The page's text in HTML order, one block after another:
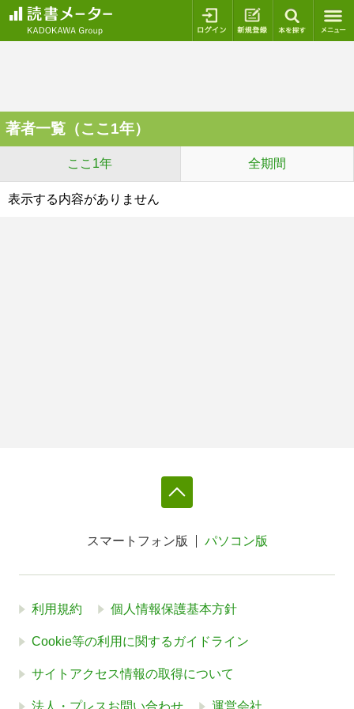
ログイン 新規登録
著者一覧（ここ1年）
ここ1年 全期間
表示する内容がありません
スマートフォン版 パソコン版
利用規約 個人情報保護基本方針
Cookie等の利用に関するガイドライン
サイトアクセス情報の取得について
法人・プレスお問い合わせ 運営会社